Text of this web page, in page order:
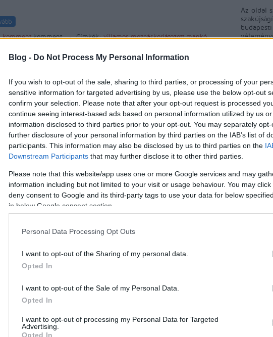
Blog - Do Not Process My Personal Information
If you wish to opt-out of the sale, sharing to third parties, or processing of your
sensitive information for targeted advertising by us, please use the below opt-out
confirm your selection. Please note that after your opt-out request is processed
continue seeing interest-based ads based on personal information utilized by us
information disclosed to third parties prior to your opt-out. You may separately
further disclosure of your personal information by third parties on the IAB’s list of
participants. This information may also be disclosed by us to third parties on the
Downstream Participants that may further disclose it to other third parties.
Please note that this website/app uses one or more Google services and may
information including but not limited to your visit or usage behaviour. You may
deny consent to Google and its third-party tags to use your data for below
in below Google consent section.
Personal Data Processing Opt Outs
I want to opt-out of the Sharing of my personal data.
Opted In
I want to opt-out of the Sale of my Personal Data.
Opted In
I want to opt-out of processing my Personal Data for Targeted
Advertising.
Opted In
kommentkomment Címkék:villamos mozgáskorlátozott mankó
Az oldal
A blog
A BKV-
ért
a BKV-
talál,
nekünk!